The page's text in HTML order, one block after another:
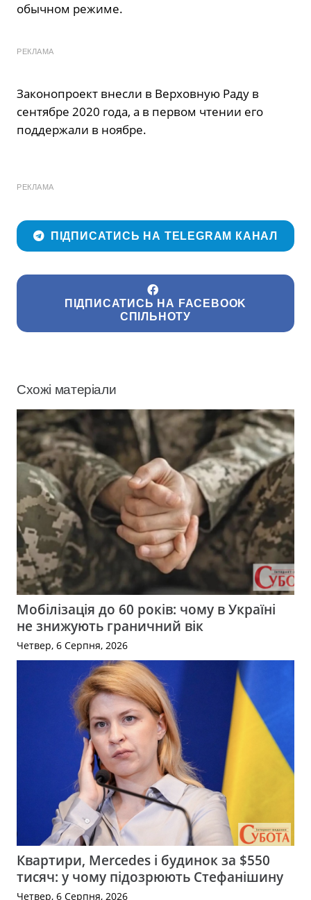
обычном режиме.
РЕКЛАМА
Законопроект внесли в Верховную Раду в
сентябре 2020 года, а в первом чтении его
поддержали в ноябре.
РЕКЛАМА
ПІДПИСАТИСЬ НА TELEGRAM КАНАЛ
ПІДПИСАТИСЬ НА FACEBOOK
СПІЛЬНОТУ
Схожі матеріали
Мобілізація до 60 років: чому в Україні
не знижують граничний вік
Четвер, 6 Серпня, 2026
Квартири, Mercedes і будинок за $550
тисяч: у чому підозрюють Стефанішину
Четвер, 6 Серпня, 2026